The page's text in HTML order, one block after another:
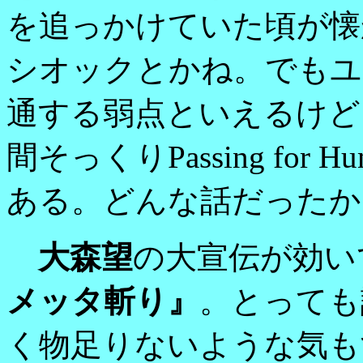
を追っかけていた頃が
シオックとかね。でも
通する弱点といえるけ
間そっくりPassing for
ある。どんな話だった
大森望の大宣伝が効
メッタ斬り』 。とって
く物足りないような気